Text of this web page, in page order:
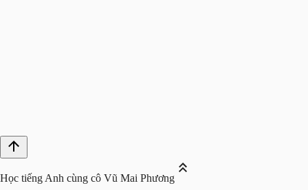
Học tiếng Anh cùng cô Vũ Mai Phương